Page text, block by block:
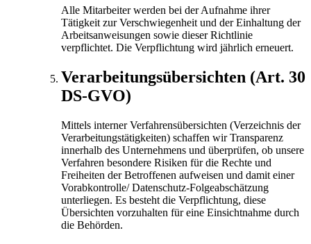
Alle Mitarbeiter werden bei der Aufnahme ihrer
Tätigkeit zur Verschwiegenheit und der Einhaltung der
Arbeitsanweisungen sowie dieser Richtlinie
verpflichtet. Die Verpflichtung wird jährlich erneuert.
Verarbeitungsübersichten (Art. 30
DS-GVO)
Mittels interner Verfahrensübersichten (Verzeichnis der
Verarbeitungstätigkeiten) schaffen wir Transparenz
innerhalb des Unternehmens und überprüfen, ob unsere
Verfahren besondere Risiken für die Rechte und
Freiheiten der Betroffenen aufweisen und damit einer
Vorabkontrolle/ Datenschutz-Folgeabschätzung
unterliegen. Es besteht die Verpflichtung, diese
Übersichten vorzuhalten für eine Einsichtnahme durch
die Behörden.